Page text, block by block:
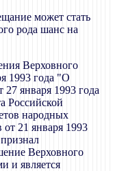
может стать
рода шанс на
Верховного
1993 года "О
января 1993 года
Российской
народных
21 января 1993
Верховного
и является